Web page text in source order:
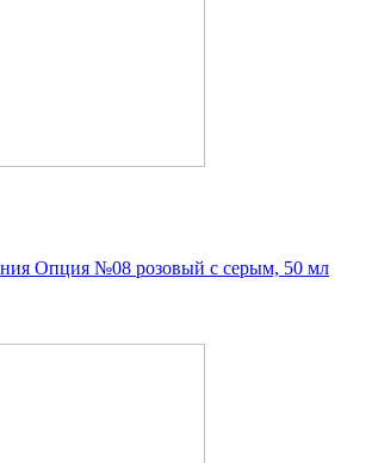
Опция №08 розовый с серым, 50 мл